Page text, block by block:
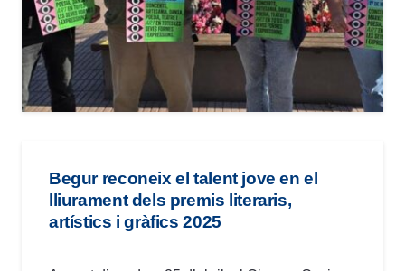
Begur reconeix el talent jove en el
lliurament dels premis literaris,
artístics i gràfics 2025